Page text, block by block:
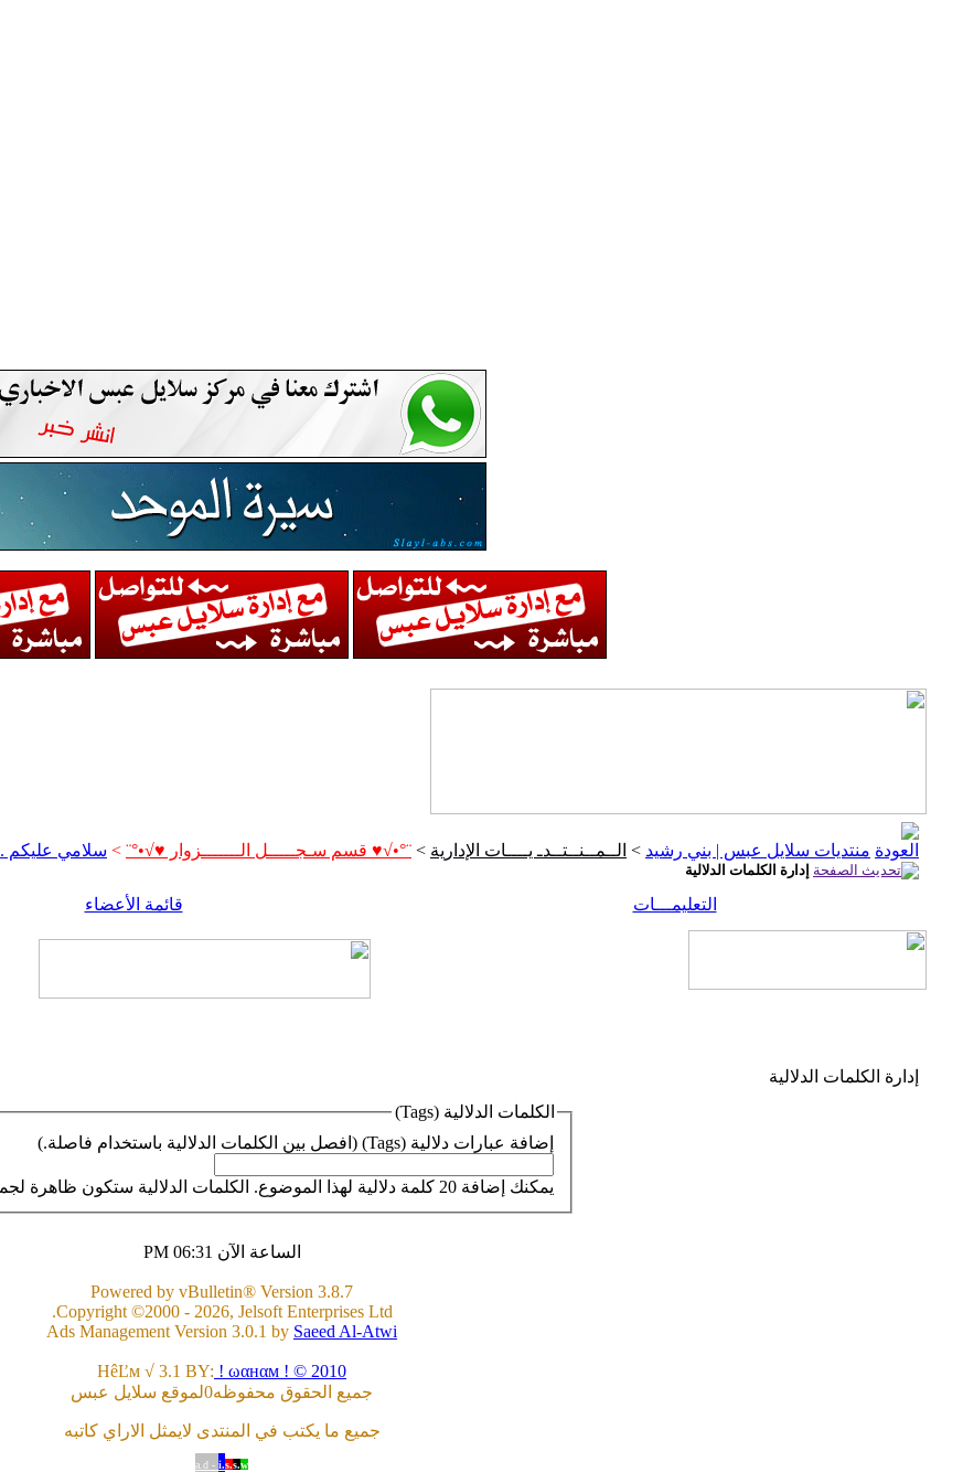
منتديات سلايل عبس | بني رشيد > الــمــنــتــدـ يــــات الإدارية > ¨°•√♥ قسم سـجـــــل الـــــــزوار ♥√•°¨ > سلامي عليكم .
إدارة الكلمات الدلالية
التعليمـــات قائمة الأعضاء
إدارة الكلمات الدلالية
الكلمات الدلالية (Tags)
إضافة عبارات دلالية (Tags)
(افصل بين الكلمات الدلالية باستخدام فاصلة.)
يمكنك إضافة 20 كلمة دلالية لهذا الموضوع. الكلمات الدلالية ستكون ظاهرة لجميع الاعضاء.
الساعة الآن 06:31 PM
Powered by vBulletin® Version 3.8.7
Copyright ©2000 - 2026, Jelsoft Enterprises Ltd.
Ads Management Version 3.0.1 by Saeed Al-Atwi
HêĽм √ 3.1 BY: ! ωαнαм ! © 2010
جميع الحقوق محفوظه0لموقع سلايل عبس
جميع ما يكتب في المنتدى لايمثل الاراي كاتبه
a.d - i.s.s.w